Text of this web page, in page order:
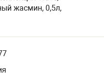
жасмин, 0,5л,